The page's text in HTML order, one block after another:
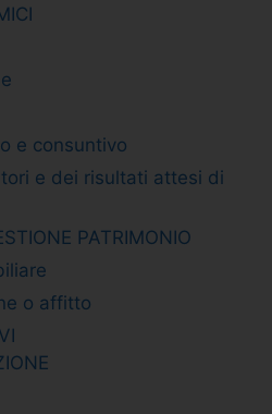
e consuntivo
e dei risultati attesi di
PATRIMONIO
o affitto